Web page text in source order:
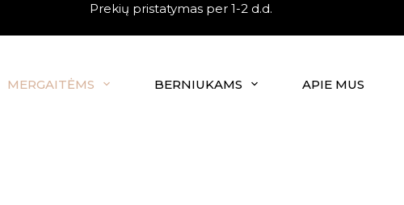
Prekių pristatymas per 1-2 d.d.
MERGAITĖMS BERNIUKAMS APIE MUS